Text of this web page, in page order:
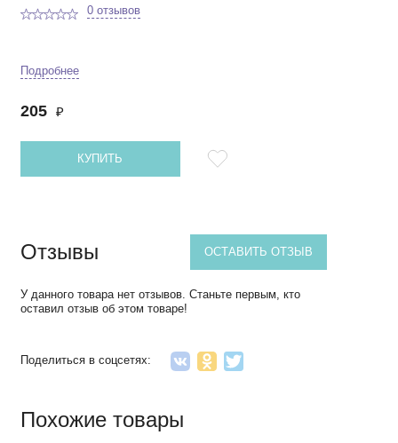
0 отзывов
Подробнее
205 ₽
КУПИТЬ
Отзывы ОСТАВИТЬ ОТЗЫВ
У данного товара нет отзывов. Станьте первым, кто
оставил отзыв об этом товаре!
Поделиться в соцсетях:
Похожие товары